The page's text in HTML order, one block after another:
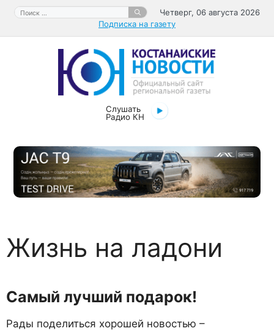
Перейти
содержимому
Поиск:
Четверг, 06 августа 2026
Подписка на газету
Слушать
Радио КН
Жизнь на ладони
Самый лучший подарок!
Рады поделиться хорошей новостью –